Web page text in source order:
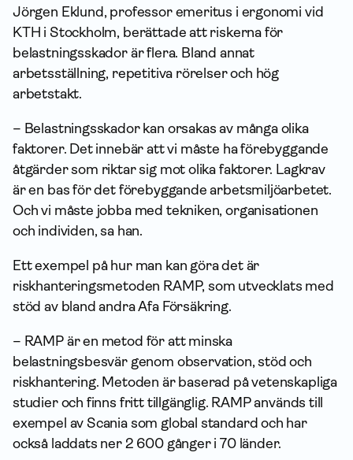
Jörgen Eklund, professor emeritus i ergonomi vid
KTH i Stockholm, berättade att riskerna för
belastnings­skador är flera. Bland annat
arbetsställning, repetitiva rörelser och hög
arbetstakt.
– Belastnings­skador kan orsakas av många olika
faktorer. Det innebär att vi måste ha förebyggande
åtgärder som riktar sig mot olika faktorer. Lagkrav
är en bas för det förebyggande arbets­miljö­arbetet.
Och vi måste jobba med tekniken, organisationen
och individen, sa han.
Ett exempel på hur man kan göra det är
riskhanteringsmetoden RAMP, som utvecklats med
stöd av bland andra Afa För­säkring.
– RAMP är en metod för att minska
belastningsbesvär genom observation, stöd och
risk­hantering. Metoden är baserad på vetenskapliga
studier och finns fritt tillgänglig. RAMP används till
exempel av Scania som global standard och har
också laddats ner 2 600 gånger i 70 länder.